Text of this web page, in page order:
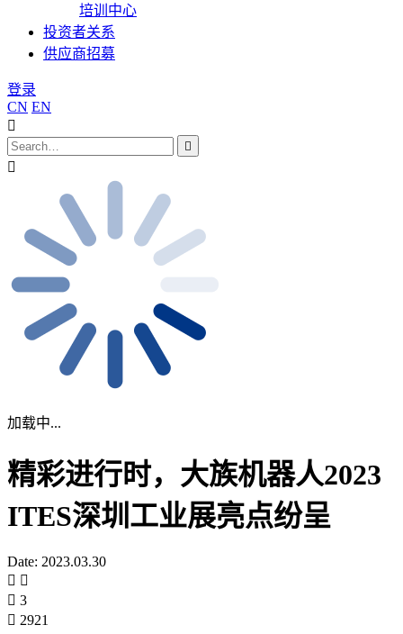
培训中心
投资者关系
供应商招募
登录
CN EN
加载中...
精彩进行时，大族机器人2023
ITES深圳工业展亮点纷呈
Date: 2023.03.30
3
2921